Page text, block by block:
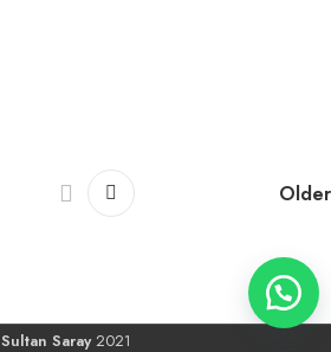
Older
Sultan Saray 2021